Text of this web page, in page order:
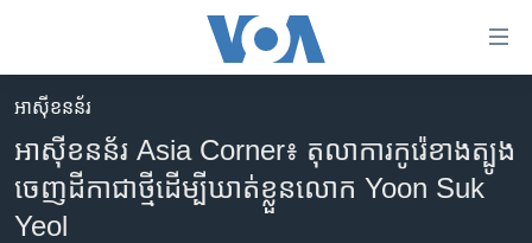
គេហទំព័រ​
ទាក់ទង
រំលង​
និង​
ចូល​
កម្ពុជា
អន្តរជាតិ
អាមេរិក
អាស៊ីខនន័រ
អាស៊ីខនន័រ Asia Corner៖ តុលាការ​កូរ៉េខាងត្បូង​
ចេញ​ដីកា​ជាថ្មី​ដើម្បី​ឃាត់ខ្លួន​លោក Yoon Suk
Yeol